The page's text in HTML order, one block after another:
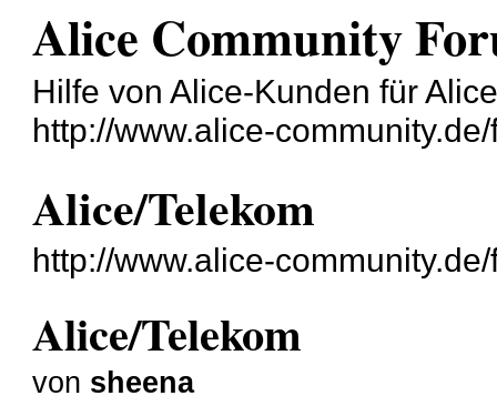
Alice Community
Hilfe von Alice-Kunden für
http://www.alice-
Alice/Telekom
http://www.alice-
Alice/Telekom
von sheena